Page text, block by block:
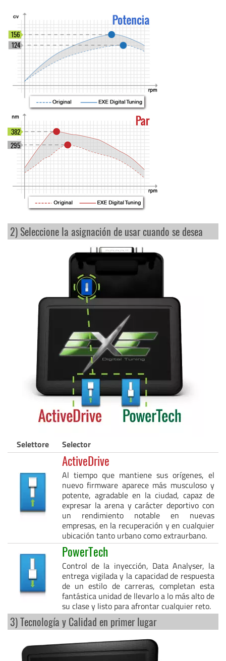
124
156
295
382
2) Seleccione la asignación de usar cuando se desea
Selettore Selector
ActiveDrive
Al tiempo que mantiene sus orígenes, el
nuevo firmware aparece más musculoso y
potente, agradable en la ciudad, capaz de
expresar la arena y carácter deportivo con
un rendimiento notable en nuevas
empresas, en la recuperación y en cualquier
ubicación tanto urbano como extraurbano.
PowerTech
Control de la inyección, Data Analyser, la
entrega vigilada y la capacidad de respuesta
de un estilo de carreras, completan esta
fantástica unidad de llevarlo a lo más alto de
su clase y listo para afrontar cualquier reto.
3) Tecnología y Calidad en primer lugar